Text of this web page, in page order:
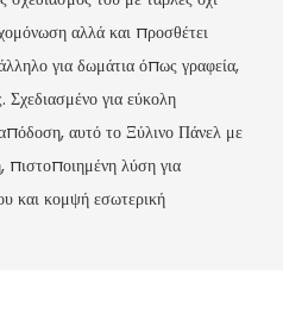
αλλά και προσθέτει
για δωμάτια όπως γραφεία,
Σχεδιασμένο για εύκολη
αυτό το Ξύλινο Πάνελ με
πιστοποιημένη λύση για
και κομψή εσωτερική